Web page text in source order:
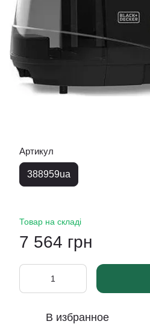
Артикул
388959ua
Товар на складі
7 564 грн
В избранное